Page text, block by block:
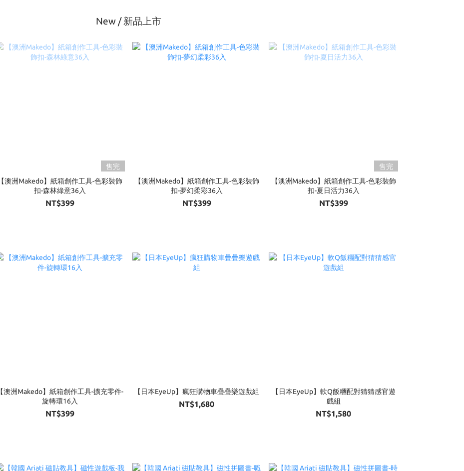
New / 新品上市
售完
【澳洲Makedo】紙箱創作工具-色彩裝飾
扣-森林綠意36入
NT$399
【澳洲Makedo】紙箱創作工具-色彩裝飾
扣-夢幻柔彩36入
NT$399
售完
【澳洲Makedo】紙箱創作工具-色彩裝飾
扣-夏日活力36入
NT$399
【澳洲Makedo】紙箱創作工具-擴充零件-
旋轉環16入
NT$399
【日本EyeUp】瘋狂購物車疊疊樂遊戲組
NT$1,680
【日本EyeUp】軟Q飯糰配對猜猜感官遊
戲組
NT$1,580